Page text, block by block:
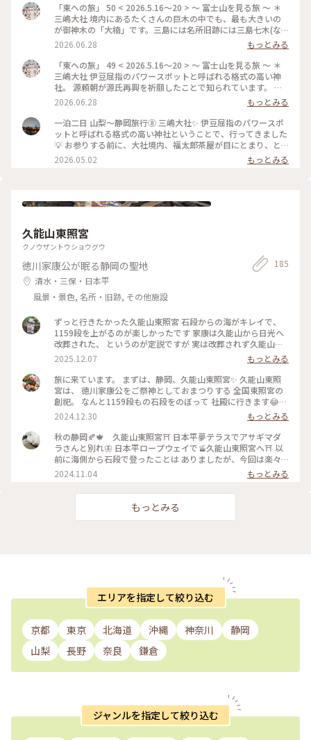
「東への旅」 50 < 2026.5.16〜20 > 〜 富士山を見る旅 〜 ＊
三嶋大社 境内にあるたくさんの巨木の中でも、最も大きいの
が御神木の「大楠」です。三島には名所旧跡には三島七木(な
なぼく)と呼ばれる木が有ったそうですが、現存する最後の巨
樹だそうです。幹には注連縄が巻かれ、中には祠が有り、パワ
ーを感じました。前回「三嶋大社」さんにお詣りした時に知ら
ずに通り過ぎてしまったので、しっかりお詣りしました。 御
朱印と「茅の輪守」を頂いて、不謹慎ですが、縁起物欲しさに
「幸福おみくじ」を引きました。10種類の中から、私は「おか
め」(福徳円満・家内安全)、主人は「かえる」 (交通安全・無
病息災)が出て、何かぴったりで嬉しくなりました。 #東への旅
#富士山を見る旅#三嶋大社#パワースポット#令和の改修#御神
木#御朱印#茅の輪守#幸福おみくじ#私のことりっぷ旅#ひみつ
の絶景
2026.06.28
もっとみる
「東への旅」 49 < 2026.5.16〜20 > 〜 富士山を見る旅 〜 ＊
三嶋大社 伊豆屈指のパワースポットと呼ばれる格式の高い神
社。 源頼朝が源氏再興を祈願したことで知られています。 厳
島神社、総門、神門、新馬舎、舞殿を通り、御本殿をお詣りし
ました。 国の重要文化財に指定されている「本殿」は、約90
年ぶりとなる大規模な改修工事が進められていて、足場で囲ま
れていました。 天然記念物「三嶋大社の金木犀」、三嶋さざ
れ石、茶室不二亭、神鹿園、宝物館など見所満載でした。 #
東への旅#富士山を見る旅#三嶋大社#パワースポット#令和の
改修#私のことりっぷ旅#ひみつの絶景
2026.06.28
もっとみる
一泊二日 山梨〜静岡旅行⑧ 三嶋大社✨️ 伊豆屈指のパワースポ
ットと呼ばれる格式の高い神社ということで、行ってきました
💡 お参りする前に、大社境内、福太郎茶屋が目にとまり、と
りあえず休憩🍵 大社名物 福太郎餅 茶付き 300円（税込） 安く
て美味しい❣️ 福太郎餅は、“こしあん”でくるんだ草餅です。餅
2026.05.02 もっとみる
久能山東照宮
クノウザントウショウグウ
徳川家康公が眠る静岡の聖地
清水・三保・日本平
風景・景色, 名所・旧跡, その他施設
185
ずっと行きたかった久能山東照宮 石段からの海がキレイで、
1159段を上がるのが楽しかったです 家康は久能山から日光へ
改葬された、 というのが定説ですが 実は改葬されず久能山に
いらっしゃるという 説もあるそうです #久能山東照宮 #静岡
2025.12.07
もっとみる
旅に来ています。 まずは、静岡、久能山東照宮✨ 久能山東照
宮は、 徳川家康公をご祭神としておまつりする 全国東照宮の
創祀。 なんと1159段もの石段をのぼって 社殿に行きます😂
日本平からもロープーウェイがあるそうですが 私たちは1159
段を歩いてのぼりました🤭笑 いや〜のぼりきった時は 達成感
が半端なかったです(o^^o) 国宝建造物の社殿の本殿・拝殿・
石の間が、 鮮やかでとっても美しかったです✨ また途中から
見える駿河湾は 絶景で見事です👏⟡.· 1枚目は、勝守
2025年も 良い年になりますように𖤐 ̖́-‬ #久能山東照宮 #静岡 #
2024.12.30
もっとみる
秋の静岡🍂🍁 久能山東照宮⛩️ 日本平夢テラスでアサギマダ
ラさんと別れ🦋 日本平ロープウェイで🚡久能山東照宮へ⛩️ 以
前に海側から石段で登ったことは ありましたが、今回は楽々
ロープウェイ🤭 山間をロープウェイで移動し、東照宮を じっ
くり見てまわりました😊 家康さんの墓前にもお参り🙏 家康さ
んの手形もありましたょ🖐️ 身長159センチ？の割には手はそん
なに 小さくなく(笑)私よりは大きい😅 立派な社殿を鑑賞した
り、海側に回って 曇り空の駿河湾を見たり…🌊🌿 のんびり散
2024.11.04 もっとみる
もっとみる
エリアを指定して絞り込む
京都 東京 北海道 沖縄 神奈川
静岡
山梨
長野 奈良 鎌倉
ジャンルを指定して絞り込む